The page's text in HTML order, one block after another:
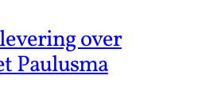
over
Paulusma